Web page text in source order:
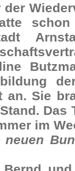
an. Sie
Das
im